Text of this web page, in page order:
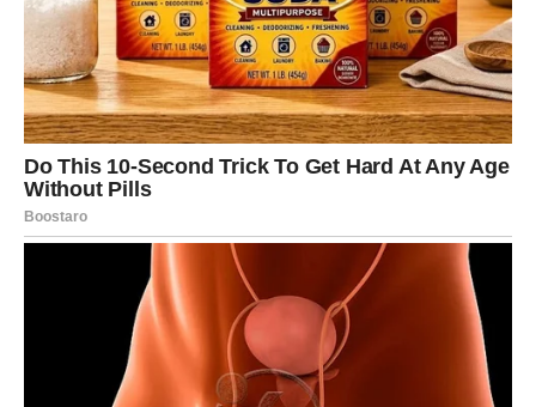
karakteru. Zlonamjerni ljudi često zavide i negativno reagiraju
na uspjeh drugih.
Pazite na nedosljednost: Ako se osoba često predomišlja, ili
kaže jedno, a radi drugo, to može ukazivati ​​na licemjerje i
nedosljednost, što može biti znak unutrašnjeg zla.
Analizirajte njihove motive: Pokušajte razumjeti motive i
namjere osobe. Ako primijetite da njeni postupci često imaju za
cilj da naškode drugima ili steknu ličnu korist bez obzira na
posljedice, to može biti znak da ima zlu namjeru.